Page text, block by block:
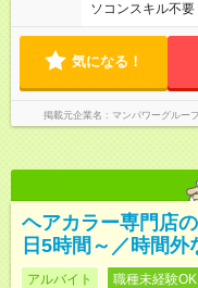
ソコンスキル不要
気になる！
掲載元企業名 マンパワーグルー
ヘアカラー専門店
日5時間～／時間
アルバイト 職種未経験OK